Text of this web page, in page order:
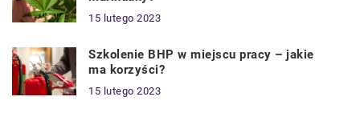
15 lutego 2023
Szkolenie BHP w miejscu pracy – jakie
ma korzyści?
15 lutego 2023